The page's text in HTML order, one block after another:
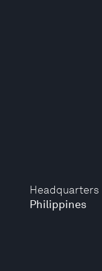
Headquarters
Philippines